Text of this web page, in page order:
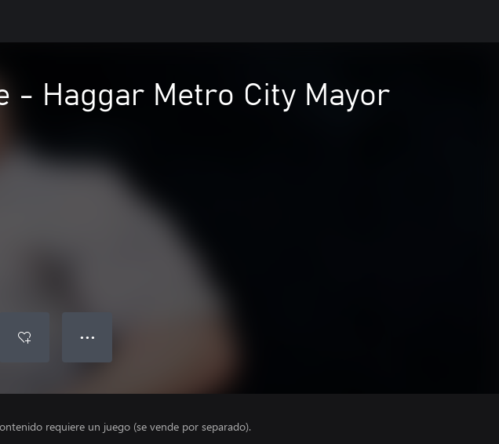
- Haggar Metro City Mayor
● ● ●
requiere un juego (se vende por separado).